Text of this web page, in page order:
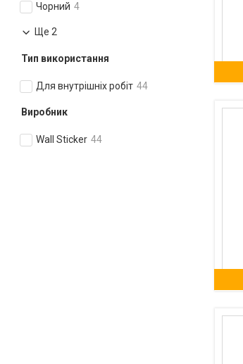
Чорний 4
Ще 2
Тип використання
Для внутрішніх робіт 44
Виробник
Wall Sticker 44